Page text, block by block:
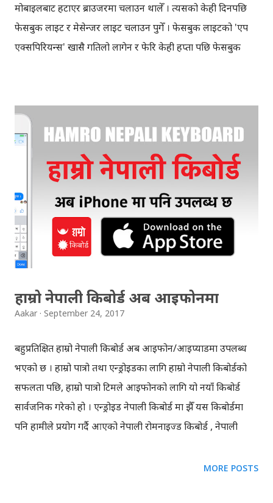
मोबाइलबाट हटाएर ब्राउजरमा चलाउन थालेँ । त्यसको केही दिनपछि
फेसबुक लाइट र मेसेन्जर लाइट चलाउन पुगेँ । फेसबुक लाइटको 'एप
एक्सपिरियन्स' खासै गतिलो लागेन र फेरि केही हप्ता पछि फेसबुक
च्याट एप्स छन्, सबै एप सँधै चलाइँदैन । अर्को कुरा, च्याटको लागि
प्रयोग नगरिने एप्‌मा पनि च्याट गर्ने फिचर छ या भनौँ "प्राइभेट मेसेज"
गर्ने सुबिधा छ । उदाहरणको लागि इन्स्टाग्राम फोटो सेयर गर्ने एप हो, तर
यहाँ साथीहरुलाई सिधै मेसेज पनि गर्न मिल्छ, दोहोरो च्याट गर्न मिल्छ ।
हिजोआज म पनि प्राय: ट्विटरको 'डाइरेक्ट मेसेज' धेरै प्रयोग गरिरहेको
हुन्छु, साथीहरुसँग कुरा गर्न । एक समय यस्तो थियो, म गुगल टक या
भनौँ जिमेल च्याट मात्रै प्रयोग गर्थेँ । कसैले केही म्यासेज मलाई पठाउनु
छ भने, कि त ईमेल गर्थे वा गुगल टकमा कुरा गर्थे, हैन भने फोन र
एसएम...
हाम्रो नेपाली किबोर्ड अब आइफोनमा
Aakar September 24, 2017
बहुप्रतिक्षित हाम्रो नेपाली किबोर्ड अब आइफोन/आइप्याडमा उपलब्ध
भएको छ । हाम्रो पात्रो तथा एन्ड्रोइडका लागि हाम्रो नेपाली किबोर्डको
सफलता पछि, हाम्रो पात्रो टिमले आइफोनको लागि यो नयाँ किबोर्ड
सार्वजनिक गरेको हो । एन्ड्रोइड नेपाली किबोर्ड मा झैँ यस किबोर्डमा
पनि हामीले प्रयोग गर्दै आएको नेपाली रोमनाइज्ड किबोर्ड , नेपाली
किबोर्ड डाउनलोड गरेर आइफोनको सेटिङमा यो नयाँ किबोर्ड 'एड'
MORE POSTS